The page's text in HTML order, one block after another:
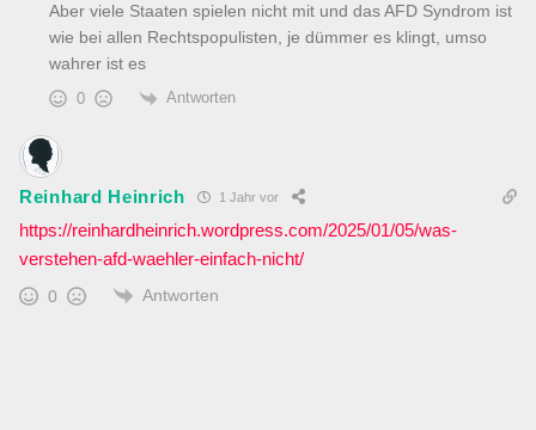
Aber viele Staaten spielen nicht mit und das AFD Syndrom ist
wie bei allen Rechtspopulisten, je dümmer es klingt, umso
wahrer ist es
0 Antworten
Reinhard Heinrich 1 Jahr vor
https://reinhardheinrich.wordpress.com/2025/01/05/was-
verstehen-afd-waehler-einfach-nicht/
0 Antworten